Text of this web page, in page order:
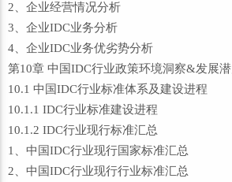
2、企业经营情况分析
3、企业IDC业务分析
4、企业IDC业务优劣势分析
第10章 中国IDC行业政策环境洞察&发展潜
10.1 中国IDC行业标准体系及建设进程
10.1.1 IDC行业标准建设进程
10.1.2 IDC行业现行标准汇总
1、中国IDC行业现行国家标准汇总
2、中国IDC行业现行行业标准汇总